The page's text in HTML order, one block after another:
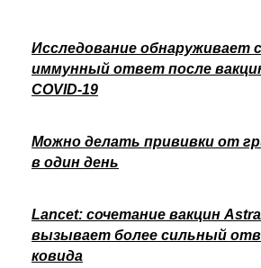
Исследование обнаруживает
иммунный ответ после
COVID-19
Можно делать прививки от
в один день
Lancet: сочетание вакцин
вызывает более сильный
ковида